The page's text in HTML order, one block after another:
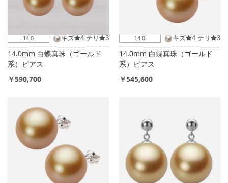
14.0 キズ 4 テリ 3
14.0mm 白蝶真珠（ゴールド
系）ピアス
￥590,700
14.0 キズ 4 テリ 3
14.0mm 白蝶真珠（ゴールド
系）ピアス
￥545,600